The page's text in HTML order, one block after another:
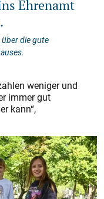
Ehrenamt
die gute
weniger und
immer gut
kann“,